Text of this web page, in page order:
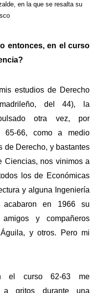
en la que se resalta su
entonces, en el curso
estudios de Derecho
del 44), la
otra vez, por
65-66, como a medio
de Derecho, y bastantes
Ciencias, nos vinimos a
los de Económicas
y alguna Ingeniería
en 1966 su
y compañeros
y otros. Pero mi
el curso 62-63 me
a gritos durante una